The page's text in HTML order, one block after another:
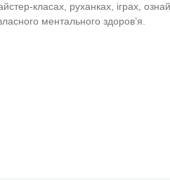
класах, руханках, іграх,
ментального здоров’я.